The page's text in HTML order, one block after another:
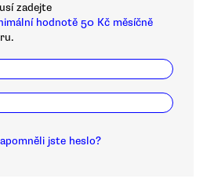
zadejte
hodnotě 50 Kč měsíčně
jste heslo?